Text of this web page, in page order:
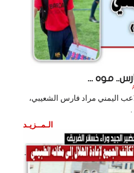
موه ...
اليمني مراد فارس الشعيبي،
الـمــزيـد